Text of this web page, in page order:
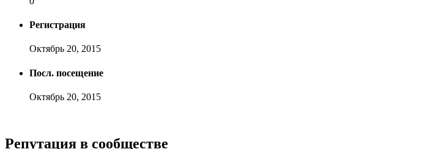
Регистрация
Октябрь 20, 2015
Посл. посещение
Октябрь 20, 2015
Репутация в сообществе